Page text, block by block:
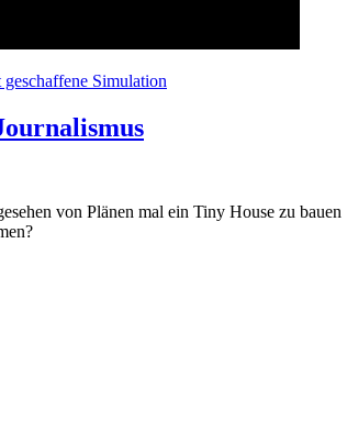
Simulation
von Plänen mal ein Tiny House zu